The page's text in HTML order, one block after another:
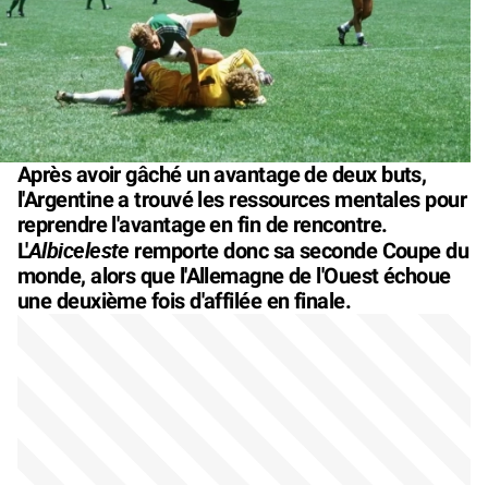
Après avoir gâché un avantage de deux buts,
l'Argentine a trouvé les ressources mentales pour
reprendre l'avantage en fin de rencontre.
L'Albiceleste remporte donc sa seconde Coupe du
monde, alors que l'Allemagne de l'Ouest échoue
une deuxième fois d'affilée en finale.